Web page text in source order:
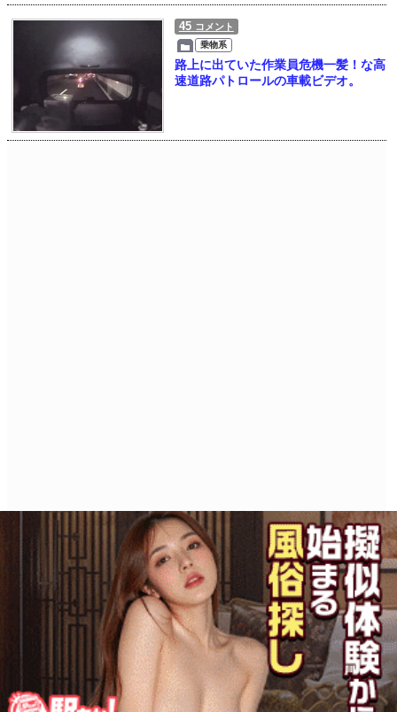
45 コメント
乗物系
路上に出ていた作業員危機一髪！な高
速道路パトロールの車載ビデオ。